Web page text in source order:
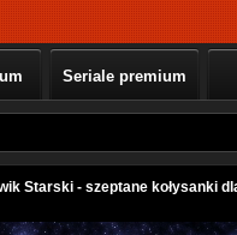
Seriale premium
Starski - szeptane kołysanki